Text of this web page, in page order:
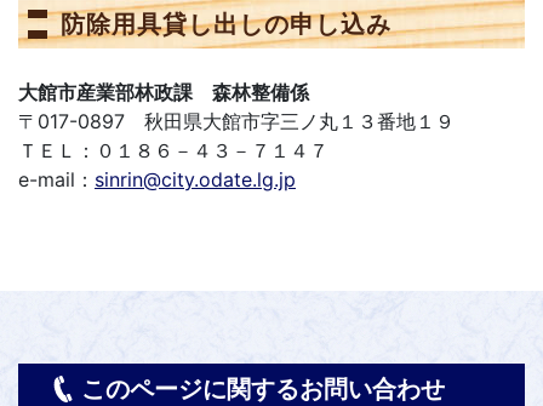
防除用具貸し出しの申し込み
大館市産業部林政課 森林整備係
〒017-0897 秋田県大館市字三ノ丸１３番地１９
ＴＥＬ：０１８６－４３－７１４７
e-mail： sinrin@city.odate.lg.jp
このページに関するお問い合わせ